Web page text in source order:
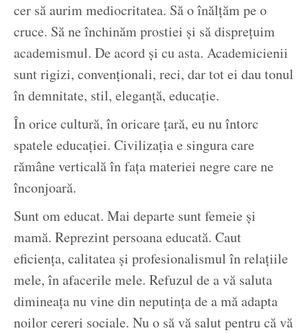
cer să aurim mediocritatea. Să o înălțăm pe o
cruce. Să ne închinăm prostiei și să disprețuim
academismul. De acord și cu asta. Academicienii
sunt rigizi, convenționali, reci, dar tot ei dau tonul
în demnitate, stil, eleganță, educație.
În orice cultură, în oricare țară, eu nu întorc
spatele educației. Civilizația e singura care
rămâne verticală în fața materiei negre care ne
înconjoară.
Sunt om educat. Mai departe sunt femeie și
mamă. Reprezint persoana educată. Caut
eficiența, calitatea și profesionalismul în relațiile
mele, în afacerile mele. Refuzul de a vă saluta
dimineața nu vine din neputința de a mă adapta
noilor cereri sociale. Nu o să vă salut pentru că vă